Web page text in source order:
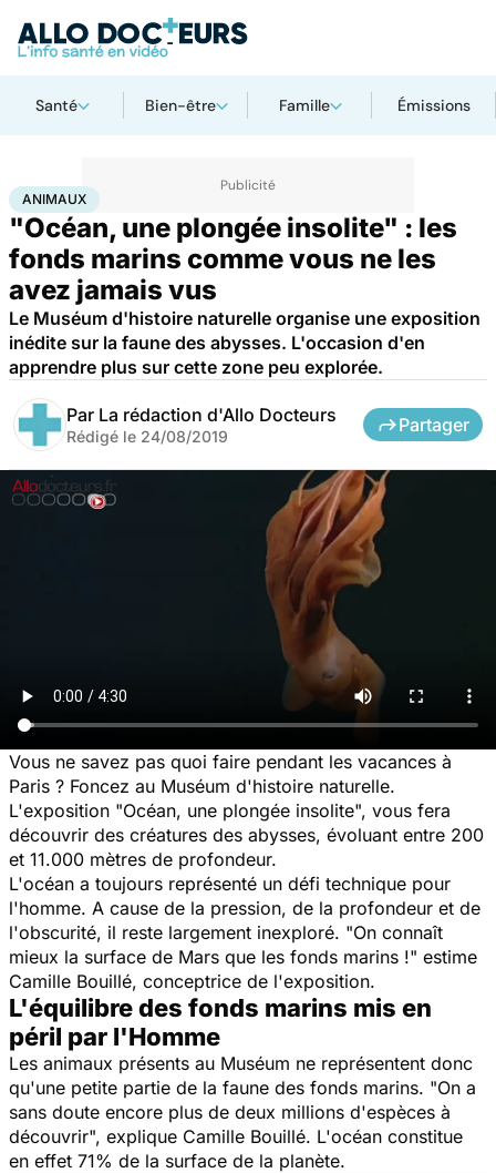
Santé Bien-être Famille Émissions
AccueilBien-être Animaux
ANIMAUX
"Océan, une plongée insolite" : les
fonds marins comme vous ne les
avez jamais vus
Le Muséum d'histoire naturelle organise une exposition
inédite sur la faune des abysses. L'occasion d'en
apprendre plus sur cette zone peu explorée.
Par La rédaction d'Allo Docteurs
Rédigé le 24/08/2019
Partager
Vous ne savez pas quoi faire pendant les vacances à
Paris ? Foncez au Muséum d'histoire naturelle.
L'exposition "Océan, une plongée insolite", vous fera
découvrir des créatures des abysses, évoluant entre 200
et 11.000 mètres de profondeur.
L'océan a toujours représenté un défi technique pour
l'homme. A cause de la pression, de la profondeur et de
l'obscurité, il reste largement inexploré. "On connaît
mieux la surface de Mars que les fonds marins !" estime
Camille Bouillé, conceptrice de l'exposition.
L'équilibre des fonds marins mis en
péril par l'Homme
Les animaux présents au Muséum ne représentent donc
qu'une petite partie de la faune des fonds marins. "On a
sans doute encore plus de deux millions d'espèces à
découvrir", explique Camille Bouillé. L'océan constitue
en effet 71% de la surface de la planète.